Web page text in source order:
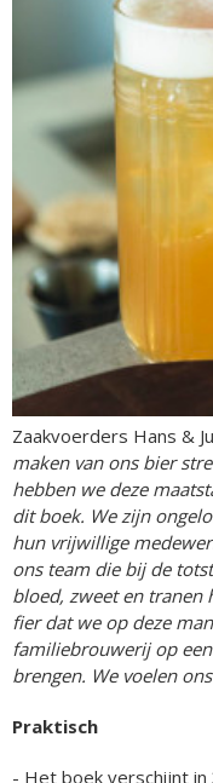
Zaakvoerders Hans &
maken van ons bier
hebben we deze
dit boek. We zijn
hun vrijwillige
ons team die bij de
bloed, zweet en tranen
fier dat we op deze
familiebrouwerij op
brengen. We voelen
Praktisch
- Het boek verschijnt in